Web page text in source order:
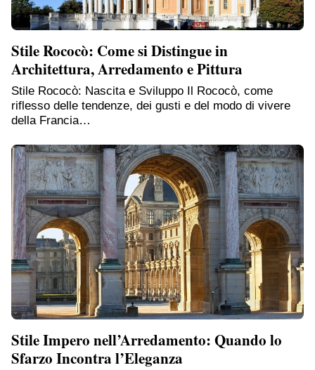
Stile Rococò: Come si Distingue in
Architettura, Arredamento e Pittura
Stile Rococò: Nascita e Sviluppo Il Rococò, come
riflesso delle tendenze, dei gusti e del modo di vivere
della Francia…
Stile Impero nell’Arredamento: Quando lo
Sfarzo Incontra l’Eleganza